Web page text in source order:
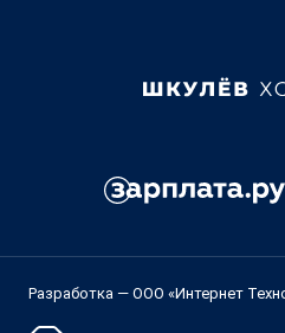
Разработка — ООО «Интернет